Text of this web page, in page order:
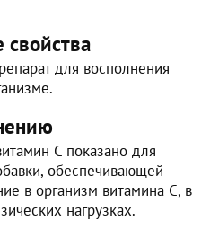
для восполнения
C показано для
обеспечивающей
в организм витамина C, в
нагрузках.